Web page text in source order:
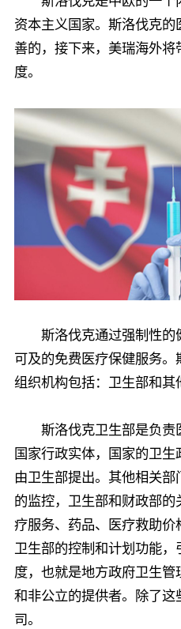
资本主义国家。斯洛伐克
善的，接下来，美瑞海外将
度。
斯洛伐克通过强制性的
可及的免费医疗保健服务
组织机构包括：卫生部和其
斯洛伐克卫生部是负责
国家行政实体，国家的卫
由卫生部提出。其他相关
的监控，卫生部和财政部
疗服务、药品、医疗救助
卫生部的控制和计划功能，
度，也就是地方政府卫生
和非公立的提供者。除了
司。